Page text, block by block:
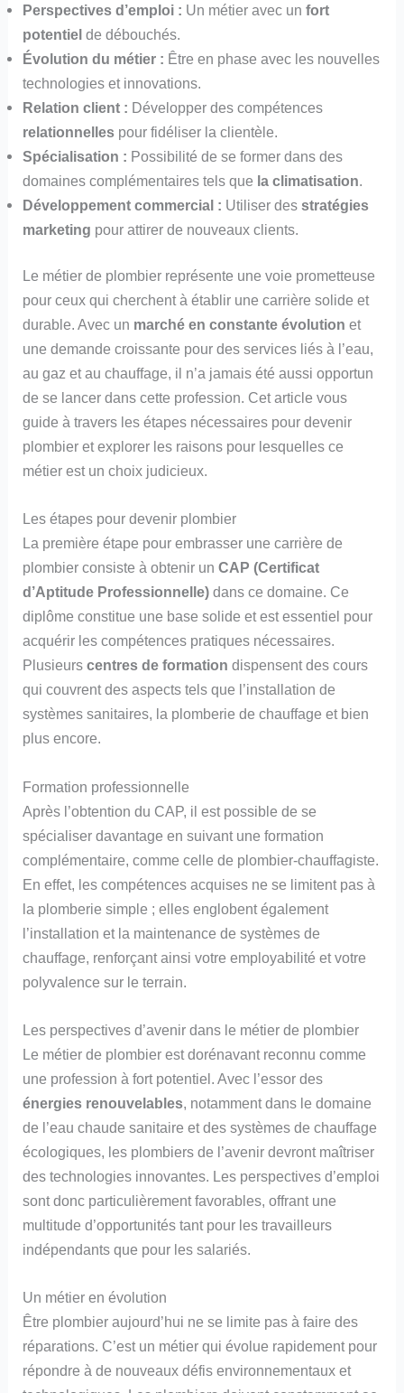
Perspectives d’emploi : Un métier avec unfort
potentiel de débouchés.
Évolution du métier : Être en phase avec les nouvelles
technologies et innovations.
Relation client : Développer des compétences
relationnelles pour fidéliser la clientèle.
Spécialisation : Possibilité de se former dans des
domaines complémentaires tels que la climatisation
Développement commercial : Utiliser desstratégies
marketing pour attirer de nouveaux clients.
Le métier de plombier représente une voie prometteuse
pour ceux qui cherchent à établir une carrière solide et
durable. Avec un marché en constante évolution et
une demande croissante pour des services liés à l’eau,
au gaz et au chauffage, il n’a jamais été aussi opportun
de se lancer dans cette profession. Cet article vous
guide à travers les étapes nécessaires pour devenir
plombier et explorer les raisons pour lesquelles ce
métier est un choix judicieux.
Les étapes pour devenir plombier
La première étape pour embrasser une carrière de
plombier consiste à obtenir unCAP (Certificat
d’Aptitude Professionnelle) dans ce domaine. Ce
diplôme constitue une base solide et est essentiel pour
acquérir les compétences pratiques nécessaires.
Plusieurscentres de formation dispensent des cours
qui couvrent des aspects tels que l’installation de
systèmes sanitaires, la plomberie de chauffage et bien
plus encore.
Formation professionnelle
Après l’obtention du CAP, il est possible de se
spécialiser davantage en suivant une formation
complémentaire, comme celle de plombier-chauffagiste.
En effet, les compétences acquises ne se limitent pas à
la plomberie simple ; elles englobent également
l’installation et la maintenance de systèmes de
chauffage, renforçant ainsi votre employabilité et votre
polyvalence sur le terrain.
Les perspectives d’avenir dans le métier de plombier
Le métier de plombier est dorénavant reconnu comme
une profession à fort potentiel. Avec l’essor des
énergies renouvelables, notamment dans le domaine
de l’eau chaude sanitaire et des systèmes de chauffage
écologiques, les plombiers de l’avenir devront maîtriser
des technologies innovantes. Les perspectives d’emploi
sont donc particulièrement favorables, offrant une
multitude d’opportunités tant pour les travailleurs
indépendants que pour les salariés.
Un métier en évolution
Être plombier aujourd’hui ne se limite pas à faire des
réparations. C’est un métier qui évolue rapidement pour
répondre à de nouveaux défis environnementaux et